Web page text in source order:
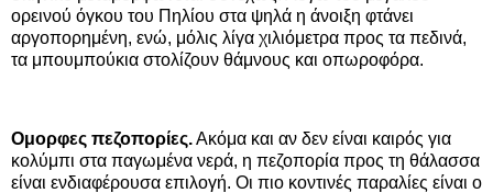
ορεινού όγκου του Πηλίου στα ψηλά η άνοιξη φτάνει
αργοπορημένη, ενώ, μόλις λίγα χιλιόμετρα προς τα πεδινά,
τα μπουμπούκια στολίζουν θάμνους και οπωροφόρα.
Ομορφες πεζοπορίες.Ακόμα και αν δεν είναι καιρός για
κολύμπι στα παγωμένα νερά, η πεζοπορία προς τη θάλασσα
είναι ενδιαφέρουσα επιλογή. Οι πιο κοντινές παραλίες είναι ο